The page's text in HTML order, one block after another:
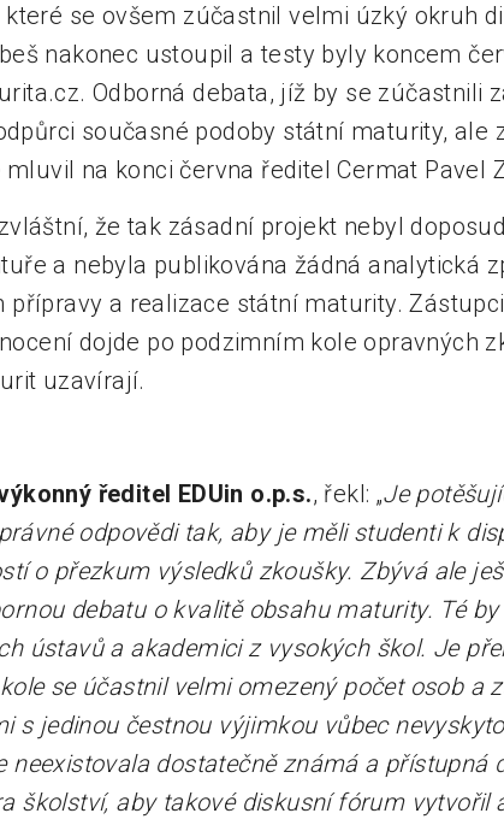
které se ovšem zúčastnil velmi úzký okruh
nakonec ustoupil a testy byly koncem
Odborná debata, jíž by se zúčastnili
současné podoby státní maturity, ale
na konci června ředitel Cermat Pavel
že tak zásadní projekt nebyl
a nebyla publikována žádná analytická
přípravy a realizace státní maturity.
dojde po podzimním kole opravných
uzavírají.
ředitel EDUin o.p.s., řekl: „Je
odpovědi tak, aby je měli studenti k
o přezkum výsledků zkoušky. Zbývá ale
debatu o kvalitě obsahu maturity. Té
ústavů a akademici z vysokých škol. Je
se účastnil velmi omezený počet osob a
s jedinou čestnou výjimkou vůbec
neexistovala dostatečně známá a přístupná
školství, aby takové diskusní fórum vytvořil